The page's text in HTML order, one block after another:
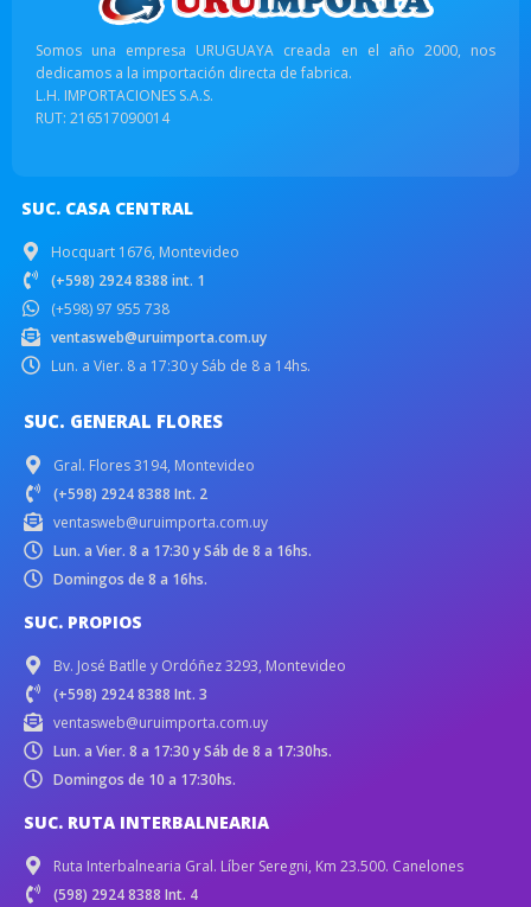
Somos una empresa URUGUAYA creada en el año 2000, nos
dedicamos a la importación directa de fabrica.
L.H. IMPORTACIONES S.A.S.
RUT: 216517090014
SUC. CASA CENTRAL
Hocquart 1676, Montevideo
(+598) 2924 8388 int. 1
(+598) 97 955 738
ventasweb@uruimporta.com.uy
Lun. a Vier. 8 a 17:30 y Sáb de 8 a 14hs.
SUC. GENERAL FLORES
Gral. Flores 3194, Montevideo
(+598) 2924 8388 Int. 2
ventasweb@uruimporta.com.uy
Lun. a Vier. 8 a 17:30 y Sáb de 8 a 16hs.
Domingos de 8 a 16hs.
SUC. PROPIOS
Bv. José Batlle y Ordóñez 3293, Montevideo
(+598) 2924 8388 Int. 3
ventasweb@uruimporta.com.uy
Lun. a Vier. 8 a 17:30 y Sáb de 8 a 17:30hs.
Domingos de 10 a 17:30hs.
SUC. RUTA INTERBALNEARIA
Ruta Interbalnearia Gral. Líber Seregni, Km 23.500. Canelones
(598) 2924 8388 Int. 4